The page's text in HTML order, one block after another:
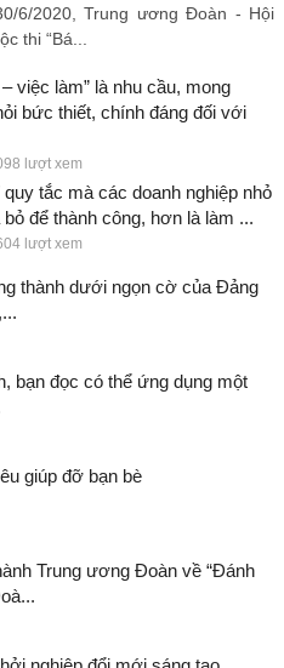
6/2020, Trung ương Đoàn - Hội
thi “Bá...
việc làm” là nhu cầu, mong
bức thiết, chính đáng đối với
lượt xem
tắc mà các doanh nghiệp nhỏ
để thành công, hơn là làm ...
lượt xem
thành dưới ngọn cờ của Đảng
bạn đọc có thể ứng dụng một
giúp đỡ bạn bè
Trung ương Đoàn về “Đánh